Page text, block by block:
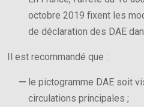
octobre 2019 fixent les
de déclaration des DAE
Il est recommandé que :
le pictogramme DAE soit
circulations principales ;